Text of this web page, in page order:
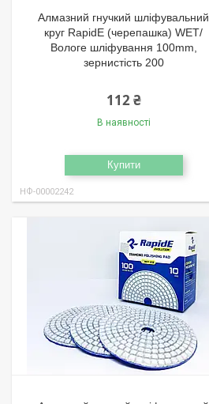
Алмазний гнучкий шліфувальний
круг RapidE (черепашка) WET/
Вологе шліфування 100mm,
зернистість 200
112 ₴
В наявності
Купити
НФ-00002242